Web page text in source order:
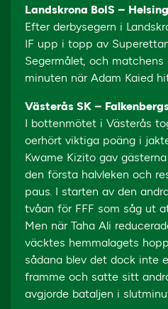
Landskrona BoIS –
Efter derbysegern i
IF upp i topp av
Segermålet, och matchens
minuten när Adam Kaied
Västerås SK – Falkenbergs
I bottenmötet i Västerås
oerhört viktiga poäng i
Kwame Kizito gav
den första halvleken och
paus. I starten av den
tvåan för FFF som såg ut
Men när Taha Ali
väcktes hemmalagets
sådana blev det dock inte
framme och satte sitt
avgjorde bataljen i